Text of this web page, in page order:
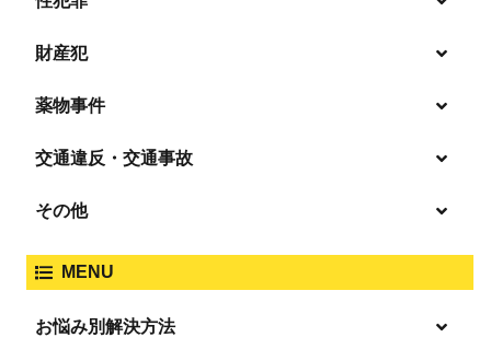
盗撮・のぞき
強姦・準強姦
財産犯
詐欺
薬物事件
交通違反・交通事故
ひき逃げ・当て逃げ
その他
MENU
お悩み別解決方法